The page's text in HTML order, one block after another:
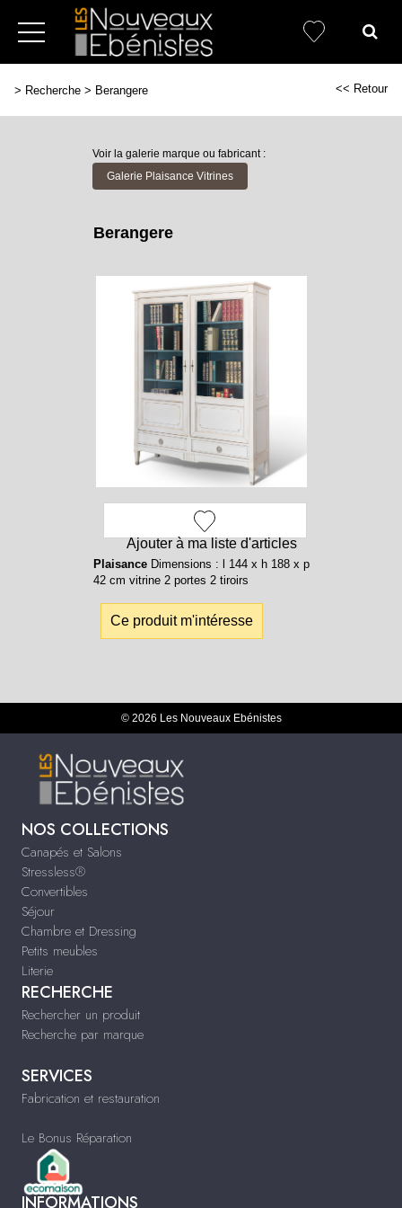
> Recherche > Berangere << Retour
Voir la galerie marque ou fabricant :
Galerie Plaisance Vitrines
Ajouter à ma liste d'articles
Berangere
PlaisanceDimensions : l 144 x h 188 x p
42 cm vitrine 2 portes 2 tiroirs
Ce produit m'intéresse
© 2026 Les Nouveaux Ebénistes
NOS COLLECTIONS
Canapés et Salons
Stressless®
Convertibles
Séjour
Chambre et Dressing
Petits meubles
Literie
RECHERCHE
Rechercher un produit
Recherche par marque
SERVICES
Fabrication et restauration
Le Bonus Réparation
INFORMATIONS